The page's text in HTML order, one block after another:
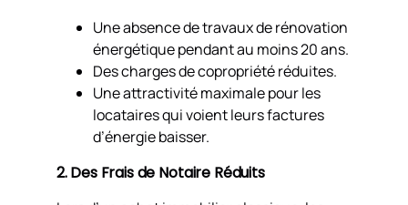
Une absence de travaux de rénovation
énergétique pendant au moins 20 ans.
Des charges de copropriété réduites.
Une attractivité maximale pour les
locataires qui voient leurs factures
d’énergie baisser.
2. Des Frais de Notaire Réduits